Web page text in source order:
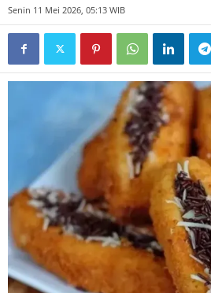
Senin 11 Mei 2026, 05:13 WIB